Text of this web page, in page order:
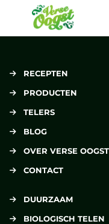
Verse Oogst
RECEPTEN
PRODUCTEN
TELERS
BLOG
OVER VERSE OOGST
CONTACT
DUURZAAM
BIOLOGISCH TELEN